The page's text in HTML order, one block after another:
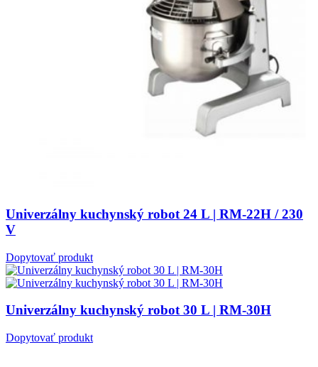
Univerzálny kuchynský robot 24 L | RM-22H / 230
V
Dopytovať produkt
Univerzálny kuchynský robot 30 L | RM-30H
Dopytovať produkt